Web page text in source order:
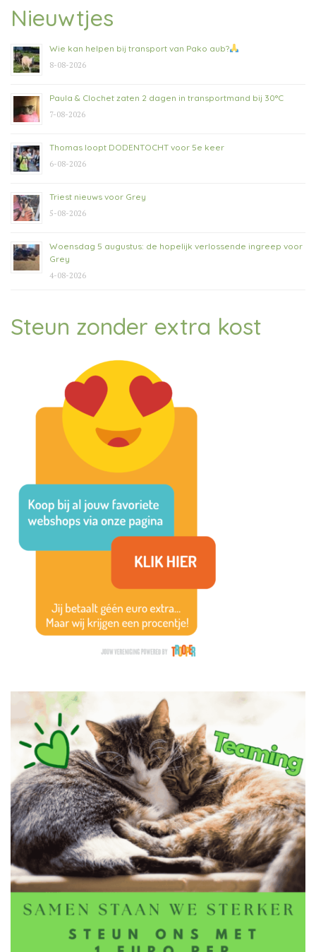
Nieuwtjes
Wie kan helpen bij transport van Pako aub?
8-08-2026
Paula & Clochet zaten 2 dagen in transportmand bij 30°C
7-08-2026
Thomas loopt DODENTOCHT voor 5e keer
6-08-2026
Triest nieuws voor Grey
5-08-2026
Woensdag 5 augustus: de hopelijk verlossende ingreep voor
Grey
4-08-2026
Steun zonder extra kost